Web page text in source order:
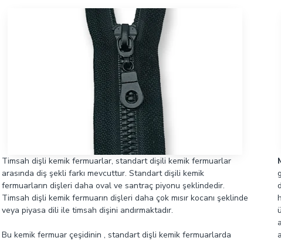
Timsah dişli kemik fermuarlar, standart dişili kemik fermuarlar
arasında diş şekli farkı mevcuttur. Standart dişili kemik
fermuarların dişleri daha oval ve santraç piyonu şeklindedir.
Timsah dişli kemik fermuarın dişleri daha çok mısır kocanı şeklinde
veya piyasa dili ile timsah dişini andırmaktadır.
Bu kemik fermuar çeşidinin , standart dişli kemik fermuarlarda